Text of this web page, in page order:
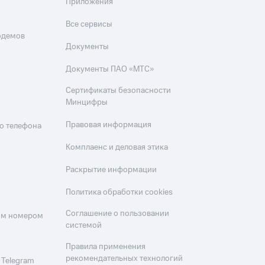
телефона
номером
Все сервисы
Документы
Документы ПАО «МТС»
Сертификаты безопасности
Минцифры
Правовая информация
Комплаенс и деловая этика
Раскрытие информации
Политика обработки cookies
Соглашение о пользовании
системой
Правила применения
рекомендательных технологий